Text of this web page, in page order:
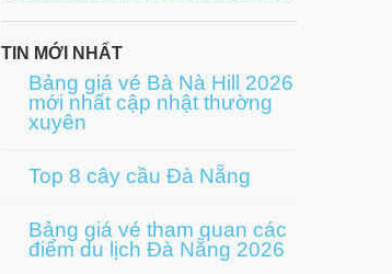
TIN MỚI NHẤT
Bảng giá vé Bà Nà Hill 2026
mới nhất cập nhật thường
xuyên
Top 8 cây cầu Đà Nẵng
Bảng giá vé tham quan các
điểm du lịch Đà Nẵng 2026